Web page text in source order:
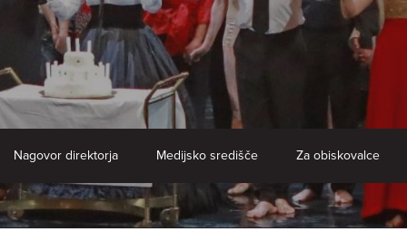
Nagovor direktorja Medijsko središče Za obiskovalce